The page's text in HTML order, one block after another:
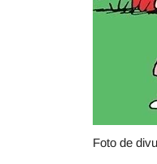
Foto de